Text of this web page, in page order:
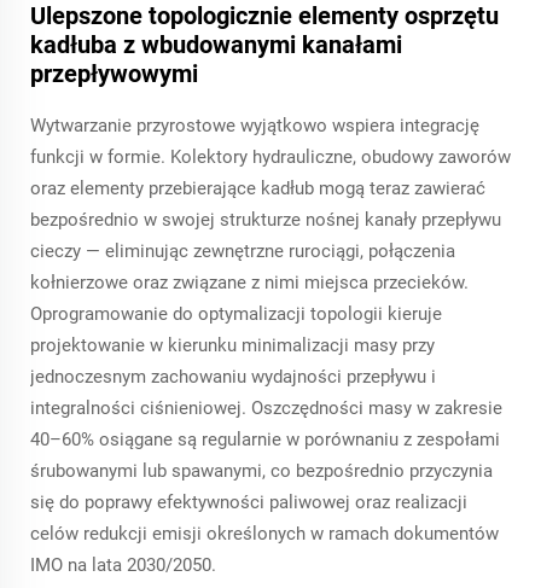
Ulepszone topologicznie elementy osprzętu
kadłuba z wbudowanymi kanałami
przepływowymi
Wytwarzanie przyrostowe wyjątkowo wspiera integrację
funkcji w formie. Kolektory hydrauliczne, obudowy zaworów
oraz elementy przebierające kadłub mogą teraz zawierać
bezpośrednio w swojej strukturze nośnej kanały przepływu
cieczy — eliminując zewnętrzne rurociągi, połączenia
kołnierzowe oraz związane z nimi miejsca przecieków.
Oprogramowanie do optymalizacji topologii kieruje
projektowanie w kierunku minimalizacji masy przy
jednoczesnym zachowaniu wydajności przepływu i
integralności ciśnieniowej. Oszczędności masy w zakresie
40–60% osiągane są regularnie w porównaniu z zespołami
śrubowanymi lub spawanymi, co bezpośrednio przyczynia
się do poprawy efektywności paliwowej oraz realizacji
celów redukcji emisji określonych w ramach dokumentów
IMO na lata 2030/2050.